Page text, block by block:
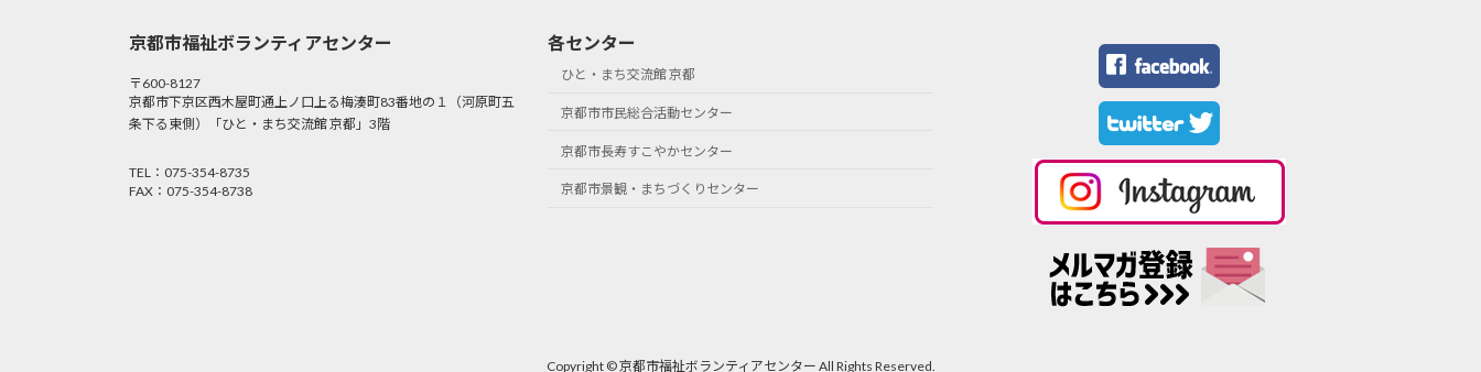
京都市福祉ボランティアセンター
〒600-8127
京都市下京区西木屋町通上ノ口上る梅湊町83番地の１（河原町五
条下る東側）「ひと・まち交流館 京都」3階
TEL：075-354-8735
FAX：075-354-8738
各センター
ひと・まち交流館 京都
京都市市民総合活動センター
京都市長寿すこやかセンター
京都市景観・まちづくりセンター
Copyright © 京都市福祉ボランティアセンター All Rights Reserved.